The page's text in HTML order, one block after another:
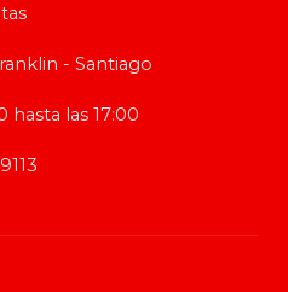
- Santiago
hasta las 17:00